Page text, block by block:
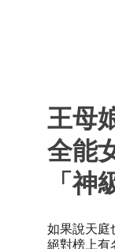
王母
全能
「神
如果說天庭
絕對榜上有